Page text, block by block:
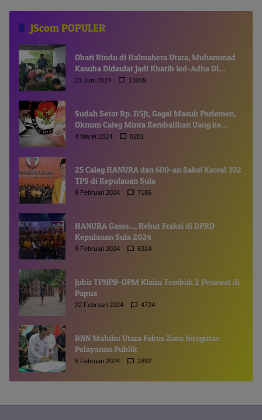
JScom POPULER
Obati Rindu di Halmahera Utara, Muhammad
Kasuba Didaulat Jadi Khatib Ied-Adha Di
Gamsungi
21 Juni 2024 13009
Sudah Setor Rp. 115Jt, Gagal Masuk Parlemen,
Oknum Caleg Minta Kembalikan Uang ke
Komisioner KPUD
4 Maret 2024 8281
25 Caleg HANURA dan 600-an Saksi Kawal 302
TPS di Kepulauan Sula
9 Februari 2024 7186
HANURA Gasss…, Rebut Fraksi di DPRD
Kepulauan Sula 2024
9 Februari 2024 6324
Jubir TPNPB-OPM Klaim Tembak 2 Pesawat di
Papua
22 Februari 2024 4724
BNN Maluku Utara Fokus Zona Integritas
Pelayanan Publik
8 Februari 2024 2892